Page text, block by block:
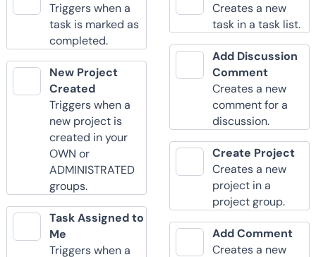
Triggers when a
task is marked as
completed.
New Project
Created
Triggers when a
new project is
created in your
OWN or
ADMINISTRATED
groups.
Task Assigned to
Me
Triggers when a
Creates a new
task in a task list.
Add Discussion
Comment
Creates a new
comment for a
discussion.
Create Project
Creates a new
project in a
project group.
Add Comment
Creates a new